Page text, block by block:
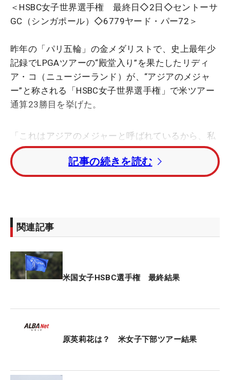
＜HSBC女子世界選手権 最終日◇2日◇セントーサ
GC（シンガポール）◇6779ヤード・パー72＞
昨年の「パリ五輪」の金メダリストで、史上最年少
記録でLPGAツアーの“殿堂入り”を果たしたリディ
ア・コ（ニュージーランド）が、“アジアのメジャ
ー”と称される「HSBC女子世界選手権」で米ツアー
通算23勝目を挙げた。
「これはアジアのメジャーと呼ばれているから、私
のメジャーコレクションにアジアメジャーが加わる
のは本当に素晴らしいこと」
位に浮上。気温が35度を超える猛暑日となった3日
目に「68」で回るとトータル10アンダーで単独首位
伸ばして逃切りVとなった。その勝利を引き寄せた
のは、可愛い“エンジェル”たちだった…？
い出深いものになった」
らしいイラストが描かれた手づくりの看板を持って
記事の続きを読む
関連記事
米国女子HSBC選手権 最終結果
原英莉花は？ 米女子下部ツアー結果